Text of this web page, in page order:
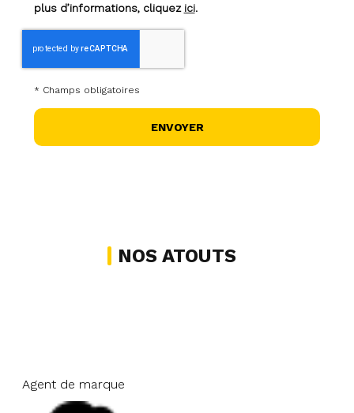
plus d’informations, cliquez ici.
* Champs obligatoires
NOS ATOUTS
Agent de marque